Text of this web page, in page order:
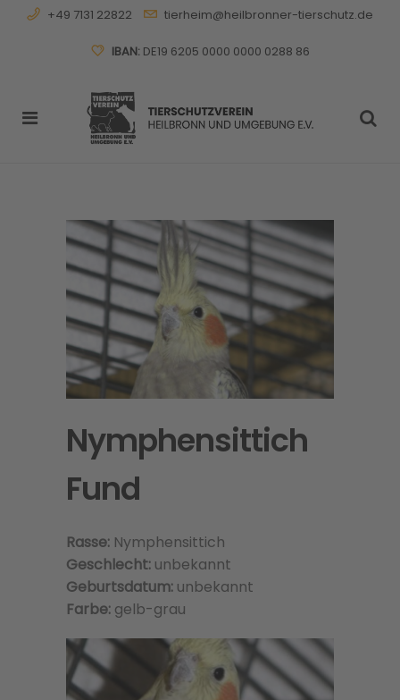
+49 7131 22822 tierheim@heilbronner-tierschutz.de
IBAN:DE19 6205 0000 0000 0288 86
Nymphensittich
Fund
Rasse: Nymphensittich
Geschlecht: unbekannt
Geburtsdatum: unbekannt
Farbe: gelb-grau